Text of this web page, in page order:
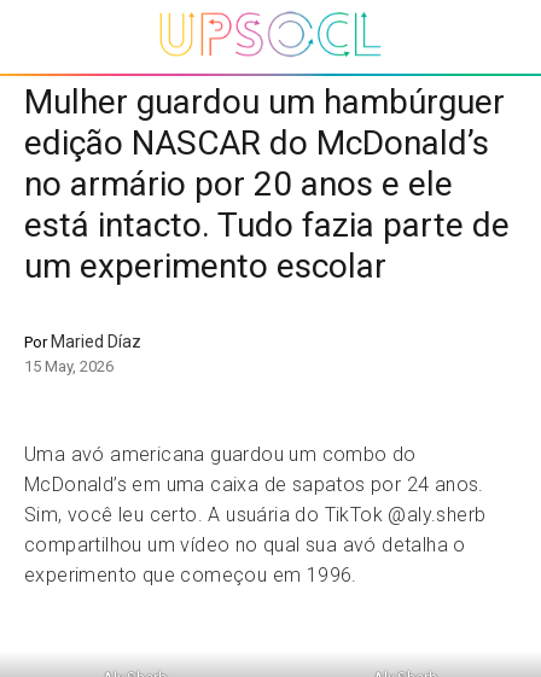
Mulher guardou um hambúrguer
edição NASCAR do McDonald’s
no armário por 20 anos e ele
está intacto. Tudo fazia parte de
um experimento escolar
Por Maried Díaz
15 May, 2026
Uma avó americana guardou um combo do
McDonald’s em uma caixa de sapatos por 24 anos.
Sim, você leu certo. A usuária do TikTok @aly.sherb
compartilhou um vídeo no qual sua avó detalha o
experimento que começou em 1996.